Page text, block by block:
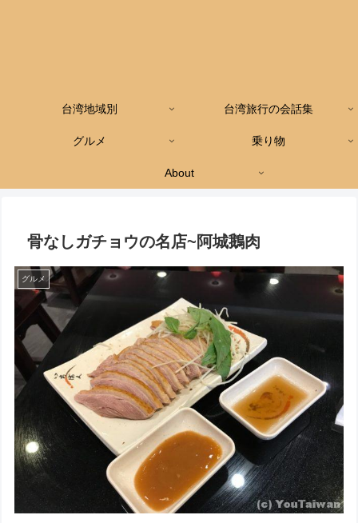
台湾地域別 台湾旅行の会話集
グルメ 乗り物
About
骨なしガチョウの名店~阿城鵝肉
グルメ